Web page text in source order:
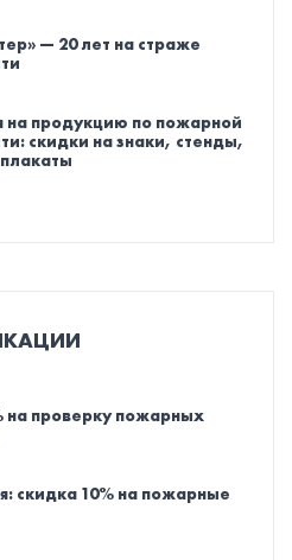
— 20 лет на страже
на продукцию по пожарной
скидки на знаки, стенды,
на проверку пожарных
скидка 10% на пожарные